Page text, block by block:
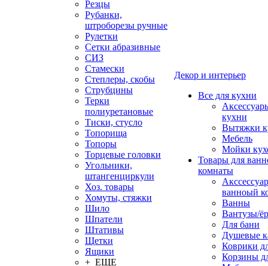
Резцы
Рубанки,
штроборезы ручные
Рулетки
Сетки абразивные
СИЗ
Стамески
Степлеры, скобы
Струбцины
Терки
полиуретановые
Тиски, стусло
Топорища
Топоры
Торцевые головки
Угольники,
штангенциркули
Хоз. товары
Хомуты, стяжки
Шило
Шпатели
Штативы
Щетки
Ящики
+ ЕЩЕ
Декор и интерьер
Все для кухни
кухни
Вытяжки
Мебель
Мойки
Товары для
комнаты
ванноый
Ванны
Вантузы/
Для бани
Душевые
Коврики
Корзины